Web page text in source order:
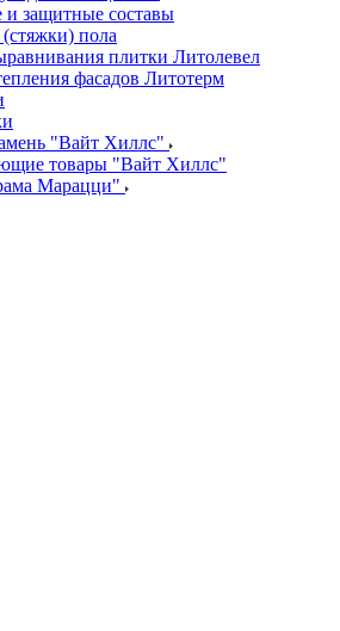
защитные составы
пола
плитки Литолевел
фасадов Литотерм
"Вайт Хиллс"
товары "Вайт Хиллс"
Марацци"